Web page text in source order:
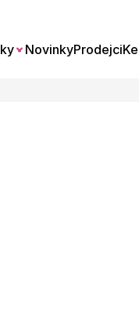
NovinkyProdejci